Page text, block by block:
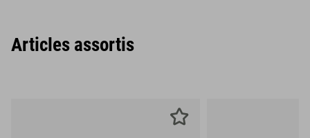
Articles assortis